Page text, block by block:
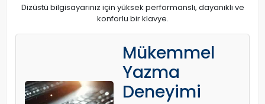
Dizüstü bilgisayarınız için yüksek performanslı, dayanıklı ve
konforlu bir klavye.
Mükemmel
Yazma
Deneyimi